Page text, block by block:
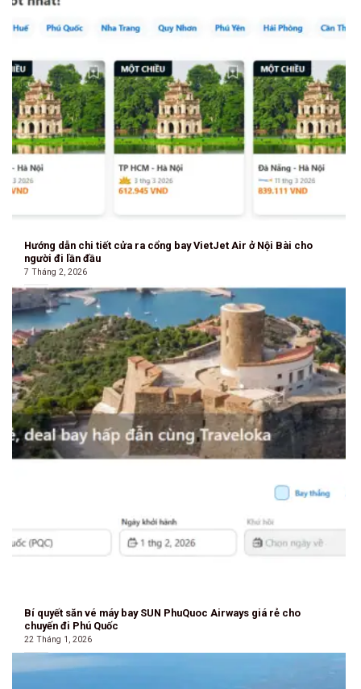
Hướng dẫn chi tiết cửa ra cổng bay VietJet Air ở Nội Bài cho
người đi lần đầu
7 Tháng 2, 2026
Bí quyết săn vé máy bay SUN PhuQuoc Airways giá rẻ cho
chuyến đi Phú Quốc
22 Tháng 1, 2026